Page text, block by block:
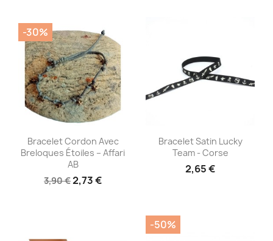
Aperçu rapide
Bracelet Cordon Avec
Breloques Étoiles – Affari
AB
3,90 €2,73 €
-30%
Aperçu rapide
Bracelet Satin Lucky
Team - Corse
2,65 €
-50%